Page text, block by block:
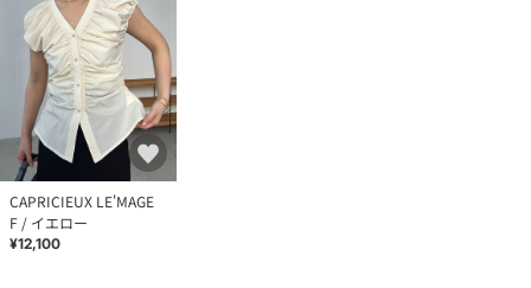
CAPRICIEUX LE'MAGE
F / イエロー
¥12,100